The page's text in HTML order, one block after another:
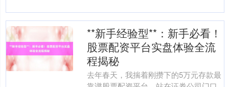
**新手经验型**：新手必看！
股票配资平台实盘体验全流
程揭秘
去年春天，我揣着刚攒下的5万元存款最